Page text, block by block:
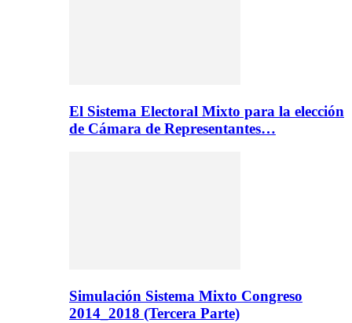
El Sistema Electoral Mixto para la elección
de Cámara de Representantes…
Simulación Sistema Mixto Congreso
2014_2018 (Tercera Parte)